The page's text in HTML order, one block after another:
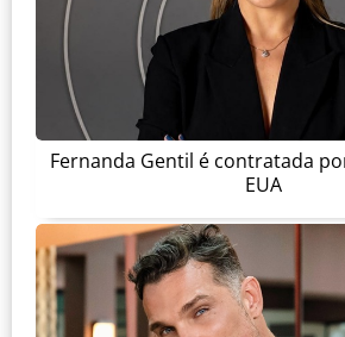
Fernanda Gentil é contratada
EUA